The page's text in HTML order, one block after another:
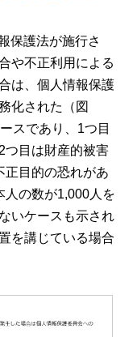
保護法が施行さ
や不正利用による
は、個人情報保護
化された（図
スであり、1つ目
つ目は財産的被害
正目的の恐れがあ
人の数が1,000人を
いケースも示され
を講じている場合